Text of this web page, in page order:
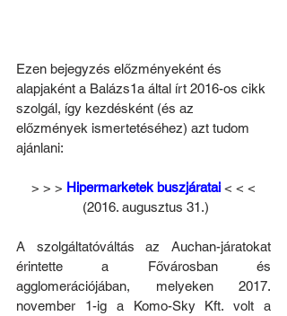
Ezen bejegyzés előzményeként és
alapjaként a Balázs1a által írt 2016-os cikk
szolgál, így kezdésként (és az
előzmények ismertetéséhez) azt tudom
ajánlani:
> > > Hipermarketek buszjáratai < < <
(2016. augusztus 31.)
A szolgáltatóváltás az Auchan-járatokat
érintette a Fővárosban és
agglomerációjában, melyeken 2017.
november 1-ig a Komo-Sky Kft. volt a